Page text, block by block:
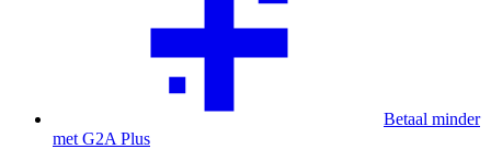
Betaal minder
met G2A Plus